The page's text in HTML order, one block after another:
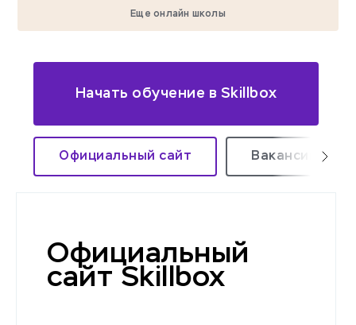
Еще онлайн школы
Начать обучение в Skillbox
Официальный сайт Вакансии
Официальный
сайт Skillbox